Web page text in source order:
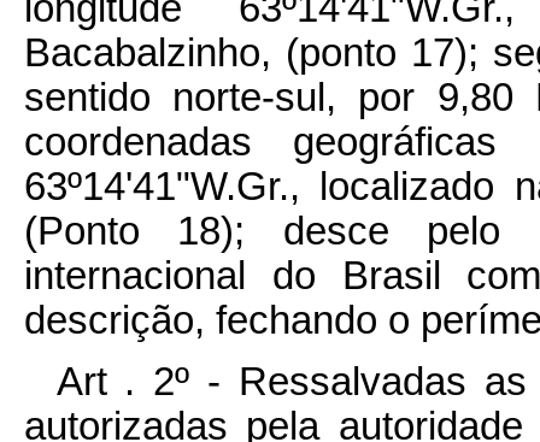
longitude
Bacabalzinho, (ponto 17);
sentido norte-sul, por
coordenadas
63º14'41"W.Gr., localizado
(Ponto 18); desce pelo
internacional do Brasil
descrição, fechando o
Art . 2º - Ressalvadas as
autorizadas pela